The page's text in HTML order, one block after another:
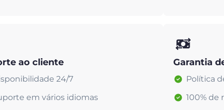
ao cliente
24/7
em vários idiomas
Garantia
Política
100% de